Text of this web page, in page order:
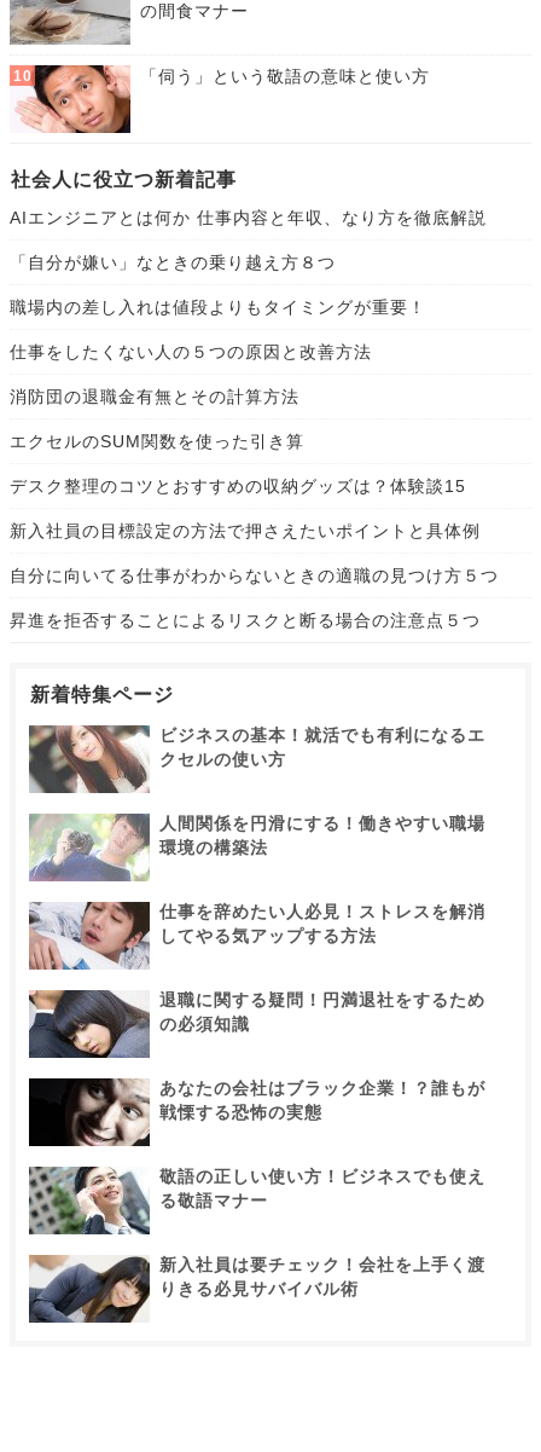
の間食マナー
「伺う」という敬語の意味と使い方
社会人に役立つ新着記事
AIエンジニアとは何か 仕事内容と年収、なり方を徹底解説
「自分が嫌い」なときの乗り越え方８つ
職場内の差し入れは値段よりもタイミングが重要！
仕事をしたくない人の５つの原因と改善方法
消防団の退職金有無とその計算方法
エクセルのSUM関数を使った引き算
デスク整理のコツとおすすめの収納グッズは？体験談15
新入社員の目標設定の方法で押さえたいポイントと具体例
自分に向いてる仕事がわからないときの適職の見つけ方５つ
昇進を拒否することによるリスクと断る場合の注意点５つ
新着特集ページ
ビジネスの基本！就活でも有利になるエ
クセルの使い方
人間関係を円滑にする！働きやすい職場
環境の構築法
仕事を辞めたい人必見！ストレスを解消
してやる気アップする方法
退職に関する疑問！円満退社をするため
の必須知識
あなたの会社はブラック企業！？誰もが
戦慄する恐怖の実態
敬語の正しい使い方！ビジネスでも使え
る敬語マナー
新入社員は要チェック！会社を上手く渡
りきる必見サバイバル術